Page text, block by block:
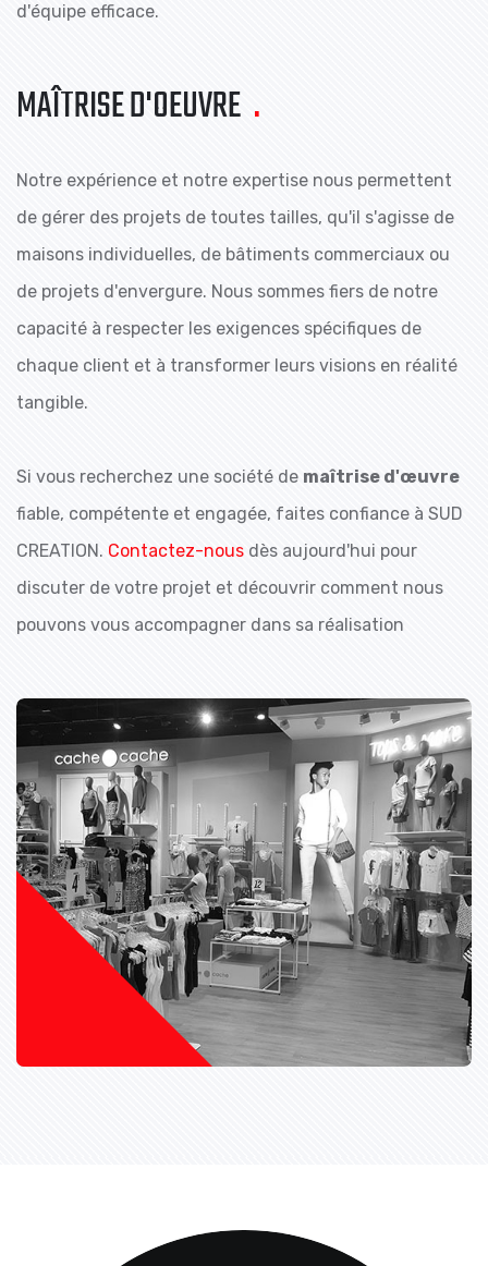
d'équipe efficace.
MAÎTRISE D'OEUVRE .
Notre expérience et notre expertise nous permettent
de gérer des projets de toutes tailles, qu'il s'agisse de
maisons individuelles, de bâtiments commerciaux ou
de projets d'envergure. Nous sommes fiers de notre
capacité à respecter les exigences spécifiques de
chaque client et à transformer leurs visions en réalité
tangible.
Si vous recherchez une société de maîtrise d'œuvre
fiable, compétente et engagée, faites confiance à SUD
CREATION. Contactez-nous dès aujourd'hui pour
discuter de votre projet et découvrir comment nous
pouvons vous accompagner dans sa réalisation